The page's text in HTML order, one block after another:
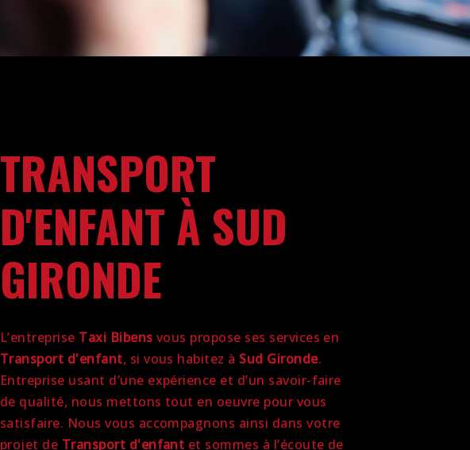
TRANSPORT
D'ENFANT À SUD
GIRONDE
L’entreprise Taxi Bibens vous propose ses services en
Transport d'enfant, si vous habitez à Sud Gironde.
Entreprise usant d’une expérience et d’un savoir-faire
de qualité, nous mettons tout en oeuvre pour vous
satisfaire. Nous vous accompagnons ainsi dans votre
projet de Transport d'enfant et sommes à l’écoute de